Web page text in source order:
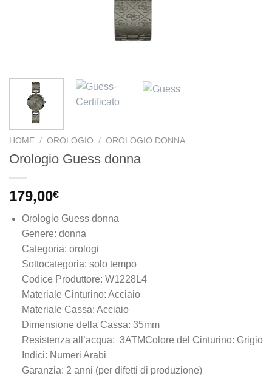
HOME / OROLOGIO / OROLOGIO DONNA
Orologio Guess donna
179,00€
Orologio Guess donna
Genere: donna
Categoria: orologi
Sottocategoria: solo tempo
Codice Produttore: W1228L4
Materiale Cinturino: Acciaio
Materiale Cassa: Acciaio
Dimensione della Cassa: 35mm
Resistenza all’acqua: 3ATMColore del Cinturino: Grigio
Indici: Numeri Arabi
Garanzia: 2 anni (per difetti di produzione)